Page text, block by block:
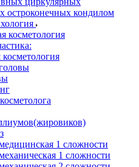
остроконечных кондилом
косметология
косметология
1 сложности
1 сложности